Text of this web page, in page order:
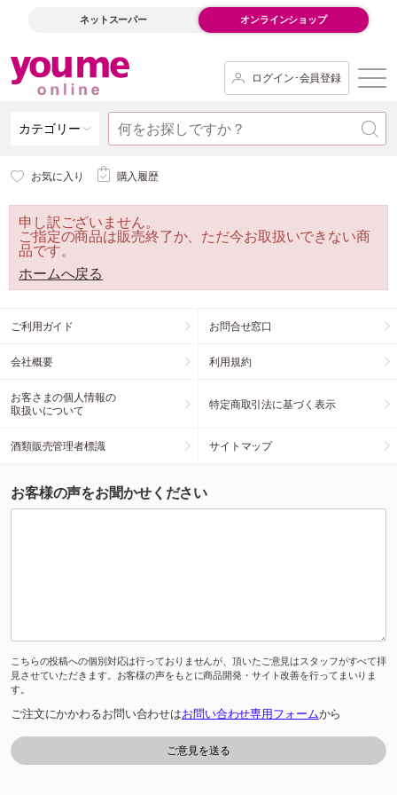
ネットスーパー オンラインショップ
ログイン･会員登録
カテゴリー
お気に入り 購入履歴
申し訳ございません。
ご指定の商品は販売終了か、ただ今お取扱いできない商
品です。
ホームへ戻る
ご利用ガイド お問合せ窓口
会社概要 利用規約
お客さまの個人情報の
取扱いについて
特定商取引法に基づく表示
酒類販売管理者標識 サイトマップ
お客様の声をお聞かせください
こちらの投稿への個別対応は行っておりませんが、頂いたご意見はスタッフがすべて拝
見させていただきます。お客様の声をもとに商品開発・サイト改善を行ってまいりま
す。
ご注文にかかわるお問い合わせはお問い合わせ専用フォームから